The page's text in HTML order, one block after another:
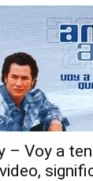
– Voy a